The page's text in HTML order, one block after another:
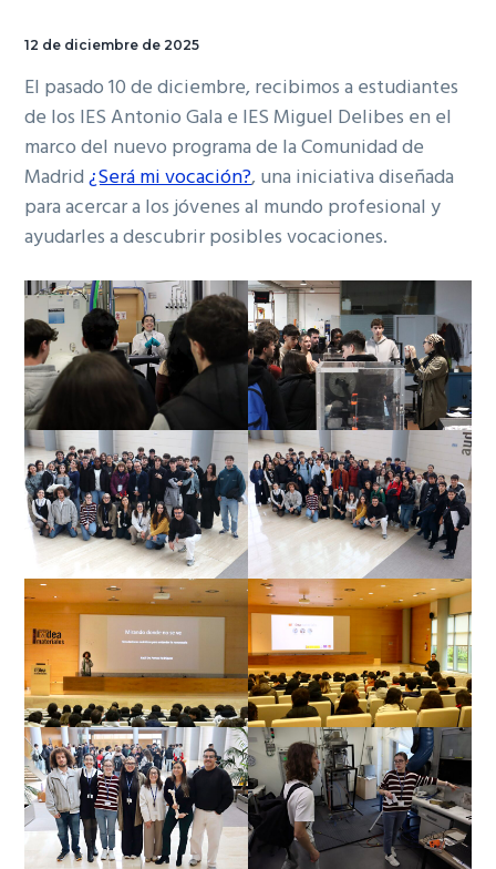
12 de diciembre de 2025
El pasado 10 de diciembre, recibimos a estudiantes
de los IES Antonio Gala e IES Miguel Delibes en el
marco del nuevo programa de la Comunidad de
Madrid¿Será mi vocación?, una iniciativa diseñada
para acercar a los jóvenes al mundo profesional y
ayudarles a descubrir posibles vocaciones.